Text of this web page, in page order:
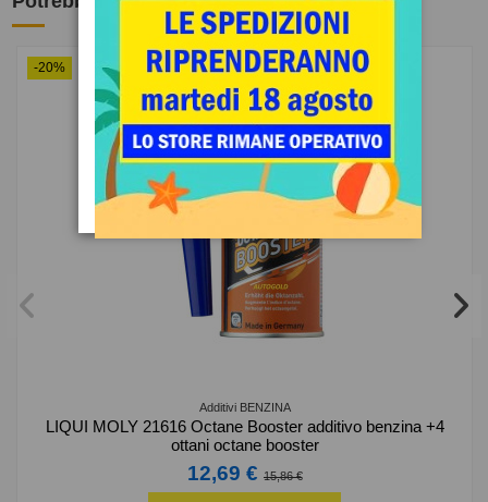
-20%
Additivi BENZINA
LIQUI MOLY 21616 Octane Booster additivo benzina +4
ottani octane booster
12,69 € 15,86 €